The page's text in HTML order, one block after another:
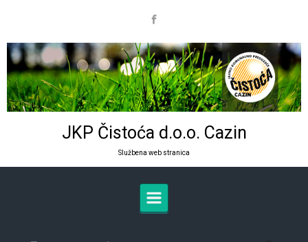
JKP Čistoća d.o.o. Cazin
Službena web stranica